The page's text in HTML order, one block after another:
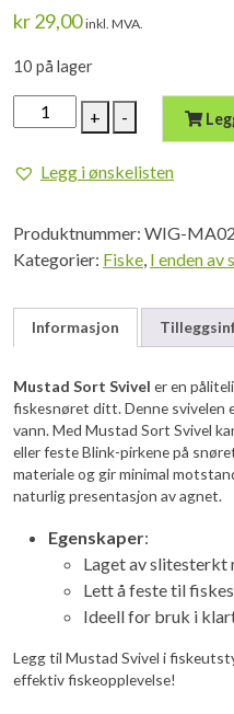
kr29,00 inkl. MVA.
10 på lager
+
Mustad
Virvel
1
-
Legg i ønskelisten
Produktnummer: WIG-
Kategorier: Fiske, I enden av
Informasjon
Mustad Sort Svivel er en
fiskesnøret ditt. Denne svivelen
vann. Med Mustad Sort Svivel
eller feste Blink-pirkene på
materiale og gir minimal
naturlig presentasjon av agnet.
Egenskaper:
Laget av slitesterkt
Lett å feste til
Ideell for bruk i
Legg til Mustad Svivel i
effektiv fiskeopplevelse!